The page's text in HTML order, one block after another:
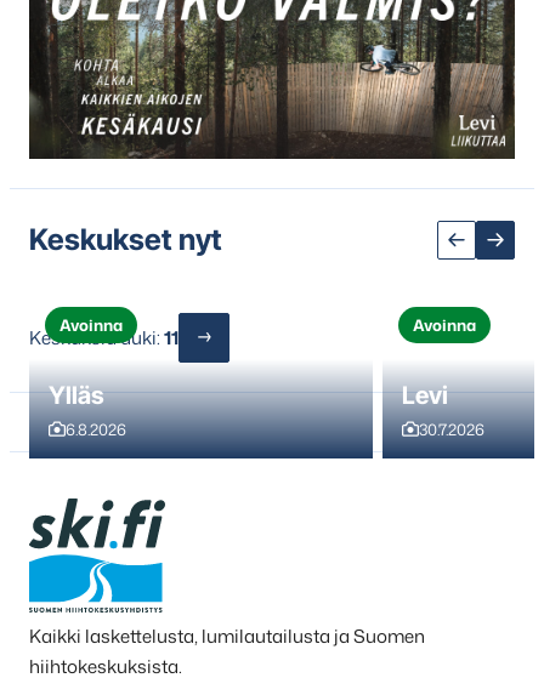
Hyppää
karusellisisällön
yli
seuraavaan
sisältöön
Keskukset nyt
Ylläs
6.8.2026
Avoinna
Levi
30.7.2026
Avoinna
Keskuksia auki:11
Kaikki laskettelusta, lumilautailusta ja Suomen
hiihtokeskuksista.